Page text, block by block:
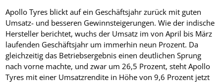
Apollo Tyres blickt auf ein Geschäftsjahr zurück mit guten
Umsatz- und besseren Gewinnsteigerungen. Wie der indische
Hersteller berichtet, wuchs der Umsatz im von April bis März
laufenden Geschäftsjahr um immerhin neun Prozent. Da
gleichzeitig das Betriebsergebnis einen deutlichen Sprung
nach vorne machte, und zwar um 26,5 Prozent, steht Apollo
Tyres mit einer Umsatzrendite in Höhe von 9,6 Prozent jetzt